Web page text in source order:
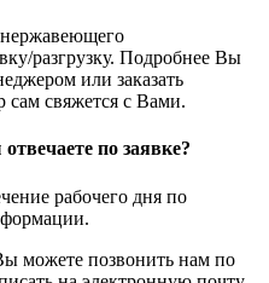
нержавеющего
разгрузку. Подробнее Вы
или заказать
сам свяжется с Вами.
по заявке?
рабочего дня по
можете позвонить нам по